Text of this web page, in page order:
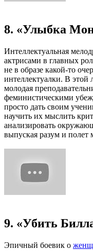
8. «Улыбка
Интеллектуальная
актрисами в главных
не в образе какой-то
интеллектуалки. В этой
молодая
феминистическими
просто дать своим
научить их мыслить
анализировать
выпуская разум и
9. «Убить
Эпичный боевик о